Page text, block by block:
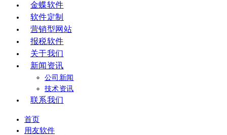
金蝶软件
软件定制
营销型网站
报税软件
关于我们
新闻资讯
公司新闻
技术资讯
联系我们
首页
用友软件